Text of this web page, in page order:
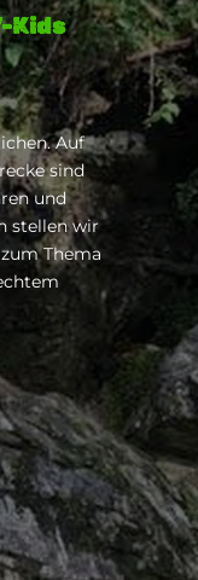
Kids
Auf
sind
und
stellen wir
Thema